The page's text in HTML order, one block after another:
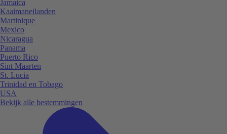
Jamaica
Kaaimaneilanden
Martinique
Mexico
Nicaragua
Panama
Puerto Rico
Sint Maarten
St. Lucia
Trinidad en Tobago
USA
Bekijk alle bestemmingen